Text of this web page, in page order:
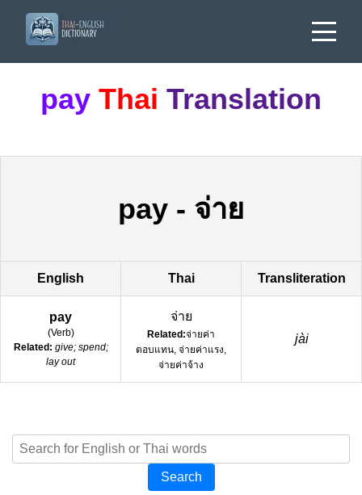
pay Thai Translation
pay - จ่าย
English Thai Transliteration
pay
(Verb)
Related: give; spend;
lay out
จ่าย
Related:จ่ายค่า
ตอบแทน, จ่ายค่าแรง,
จ่ายค่าจ้าง
jài
Search